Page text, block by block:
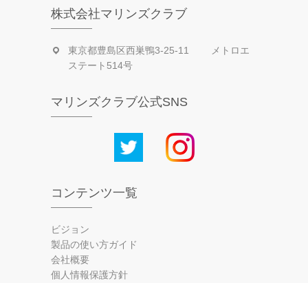
株式会社マリンズクラブ
東京都豊島区西巣鴨3-25-11 メトロエ
ステート514号
マリンズクラブ公式SNS
コンテンツ一覧
ビジョン
製品の使い方ガイド
会社概要
個人情報保護方針